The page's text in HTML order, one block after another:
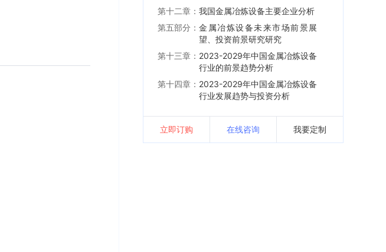
第十二章： 我国金属冶炼设备主要企业分析
第五部分： 金属冶炼设备未来市场前景展
望、投资前景研究研究
第十三章： 2023-2029年中国金属冶炼设备
行业的前景趋势分析
第十四章： 2023-2029年中国金属冶炼设备
行业发展趋势与投资分析
立即订购 在线咨询 我要定制